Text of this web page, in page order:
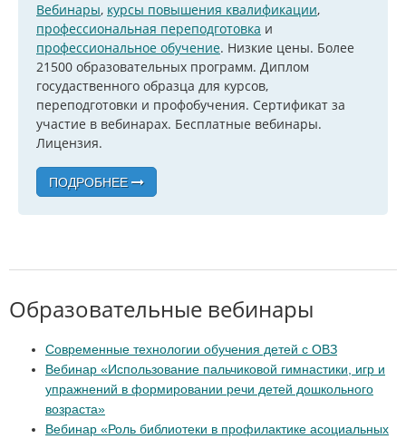
Вебинары, курсы повышения квалификации,
профессиональная переподготовка и
профессиональное обучение. Низкие цены. Более
21500 образовательных программ. Диплом
госудаственного образца для курсов,
переподготовки и профобучения. Сертификат за
участие в вебинарах. Бесплатные вебинары.
Лицензия.
ПОДРОБНЕЕ
Образовательные вебинары
Современные технологии обучения детей с ОВЗ
Вебинар «Использование пальчиковой гимнастики, игр и
упражнений в формировании речи детей дошкольного
возраста»
Вебинар «Роль библиотеки в профилактике асоциальных